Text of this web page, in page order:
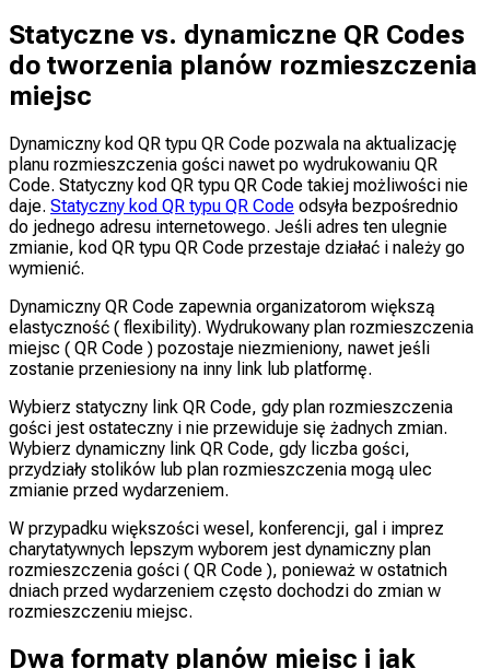
Statyczne vs. dynamiczne QR Codes
do tworzenia planów rozmieszczenia
miejsc
Dynamiczny kod QR typu QR Code pozwala na aktualizację
planu rozmieszczenia gości nawet po wydrukowaniu QR
Code. Statyczny kod QR typu QR Code takiej możliwości nie
daje. Statyczny kod QR typu QR Code odsyła bezpośrednio
do jednego adresu internetowego. Jeśli adres ten ulegnie
zmianie, kod QR typu QR Code przestaje działać i należy go
wymienić.
Dynamiczny QR Code zapewnia organizatorom większą
elastyczność ( flexibility). Wydrukowany plan rozmieszczenia
miejsc ( QR Code ) pozostaje niezmieniony, nawet jeśli
zostanie przeniesiony na inny link lub platformę.
Wybierz statyczny link QR Code, gdy plan rozmieszczenia
gości jest ostateczny i nie przewiduje się żadnych zmian.
Wybierz dynamiczny link QR Code, gdy liczba gości,
przydziały stolików lub plan rozmieszczenia mogą ulec
zmianie przed wydarzeniem.
W przypadku większości wesel, konferencji, gal i imprez
charytatywnych lepszym wyborem jest dynamiczny plan
rozmieszczenia gości ( QR Code ), ponieważ w ostatnich
dniach przed wydarzeniem często dochodzi do zmian w
rozmieszczeniu miejsc.
Dwa formaty planów miejsc i jak